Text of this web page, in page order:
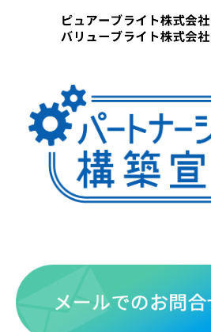
全社からのお知らせ
無塵クリーニングについて
クリーンスーツクリーニングの品質
クリーンスーツクリーニングの工程
私達について
社会貢献活動